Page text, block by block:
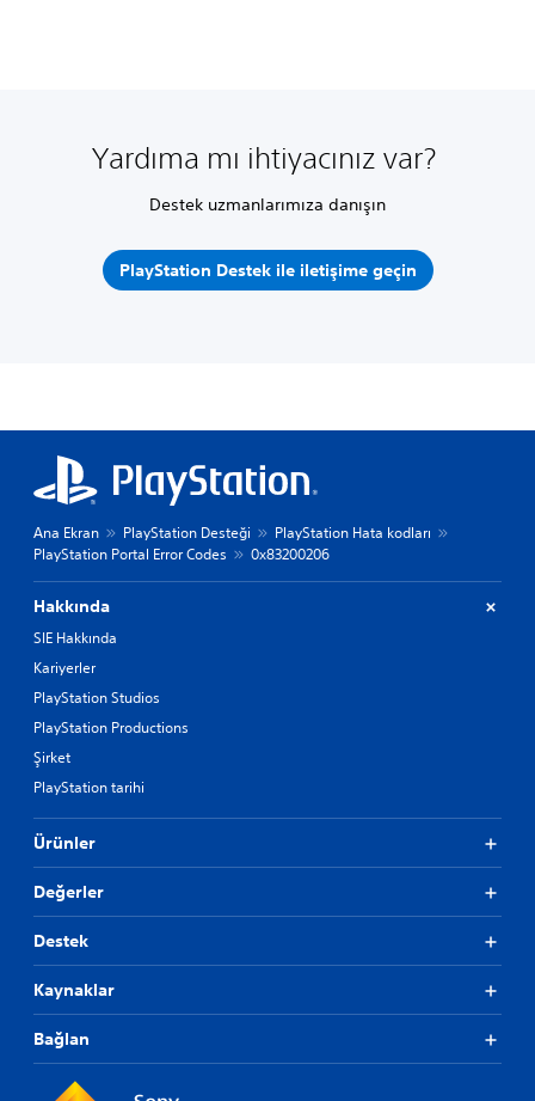
Yardıma mı ihtiyacınız var?
Destek uzmanlarımıza danışın
PlayStation Destek ile iletişime geçin
Ana Ekran PlayStation Desteği
PlayStation Hata kodları
PlayStation Portal Error Codes
0x83200206
Hakkında
SIE Hakkında
Kariyerler
PlayStation Studios
PlayStation Productions
Şirket
PlayStation tarihi
Ürünler
Değerler
Destek
Kaynaklar
Bağlan